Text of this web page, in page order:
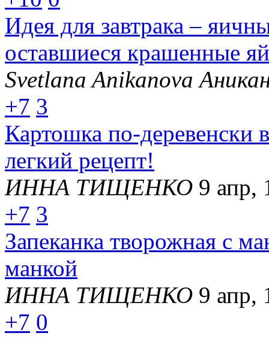
Идея для завтрака –
оставшиеся крашенные
Svetlana Anikanova
+7 3
Картошка по-деревенски
легкий рецепт!
ИННА ТИЩЕНКО 9 апр,
+7 3
Запеканка творожная с
манкой
ИННА ТИЩЕНКО 9 апр,
+7 0